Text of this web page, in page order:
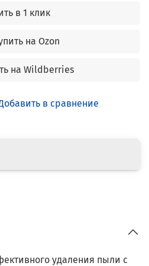
в сравнение
в 1 клик
на Ozon
на Wildberries
удаления пыли с